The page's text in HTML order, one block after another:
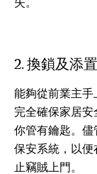
失。
2. 換鎖及添
能夠從前業主手
完全確保家居
你管有鑰匙。儘
保安系統，以便
止竊賊上門。